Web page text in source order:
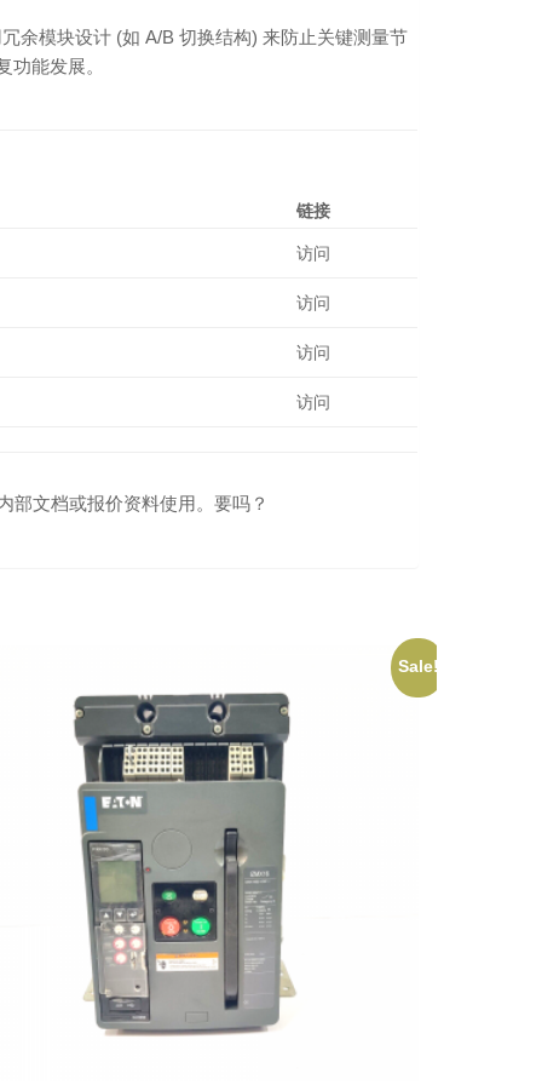
余模块设计 (如 A/B 切换结构) 来防止关键测量节
能发展。
链接
访问
访问
访问
访问
部文档或报价资料使用。要吗？
Sale!